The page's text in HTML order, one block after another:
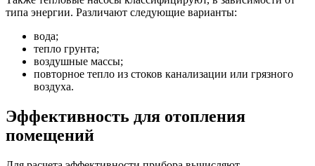
типа энергии. Различают следующие варианты:
вода;
тепло грунта;
воздушные массы;
повторное тепло из стоков канализации или грязного
воздуха.
Эффективность для отопления
помещений